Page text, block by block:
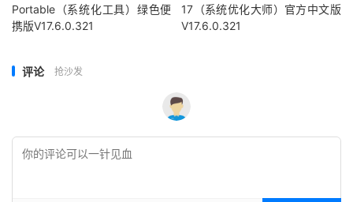
Portable（系统化工具）绿色便
携版V17.6.0.321
17（系统优化大师）官方中文版
V17.6.0.321
评论 抢沙发